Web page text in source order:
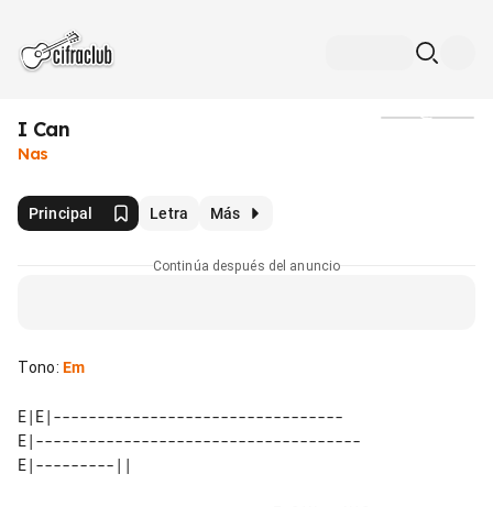
I Can
Nas
Principal Letra Más
Continúa después del anuncio
Tono: Em
E|E|---------------------------------
E|-------------------------------------